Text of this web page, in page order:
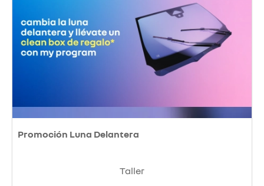
Promoción Luna Delantera
Taller